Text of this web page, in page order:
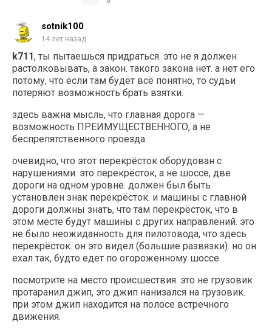
sotnik100
14 лет назад
k711, ты пытаешься придраться. это не я должен
растолковывать, а закон. такого закона нет. а нет его
потому, что если там будет всё понятно, то судьи
потеряют возможность брать взятки.
здесь важна мысль, что главная дорога —
возможность ПРЕИМУЩЕСТВЕННОГО, а не
беспрепятственного проезда.
очевидно, что этот перекрёсток оборудован с
нарушениями. это перекрёсток, а не шоссе, две
дороги на одном уровне. должен был быть
установлен знак перекрёсток. и машины с главной
дороги должны знать, что там перекрёсток, что в
этом месте будут машины с других направлений. это
не было неожиданность для пилотовода, что здесь
перекрёсток. он это видел (большие развязки). но он
ехал так, будто едет по огороженному шоссе.
посмотрите на место происшествия. это не грузовик
протаранил джип, это джип нанизался на грузовик.
при этом джип находится на полосе встречного
движения.